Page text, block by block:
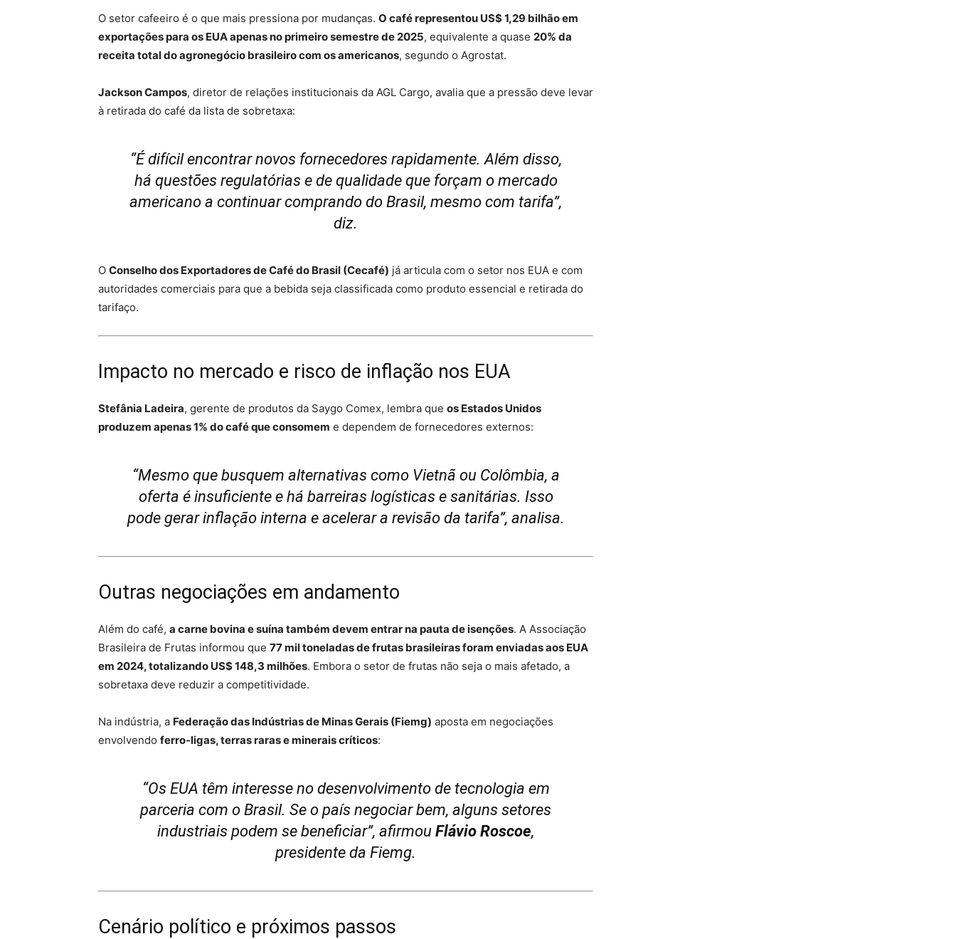
O setor cafeeiro é o que mais pressiona por mudanças. O café representou US$ 1,29 bilhão em
exportações para os EUA apenas no primeiro semestre de 2025, equivalente a quase 20% da
receita total do agronegócio brasileiro com os americanos, segundo o Agrostat.
Jackson Campos, diretor de relações institucionais da AGL Cargo, avalia que a pressão deve levar
à retirada do café da lista de sobretaxa:
“É difícil encontrar novos fornecedores rapidamente. Além disso,
há questões regulatórias e de qualidade que forçam o mercado
americano a continuar comprando do Brasil, mesmo com tarifa”,
diz.
O Conselho dos Exportadores de Café do Brasil (Cecafé) já articula com o setor nos EUA e com
autoridades comerciais para que a bebida seja classificada como produto essencial e retirada do
tarifaço.
Impacto no mercado e risco de inflação nos EUA
Stefânia Ladeira, gerente de produtos da Saygo Comex, lembra que os Estados Unidos
produzem apenas 1% do café que consomem e dependem de fornecedores externos:
“Mesmo que busquem alternativas como Vietnã ou Colômbia, a
oferta é insuficiente e há barreiras logísticas e sanitárias. Isso
pode gerar inflação interna e acelerar a revisão da tarifa”, analisa.
Outras negociações em andamento
Além do café, a carne bovina e suína também devem entrar na pauta de isenções. A Associação
Brasileira de Frutas informou que 77 mil toneladas de frutas brasileiras foram enviadas aos EUA
em 2024, totalizando US$ 148,3 milhões. Embora o setor de frutas não seja o mais afetado, a
sobretaxa deve reduzir a competitividade.
Na indústria, a Federação das Indústrias de Minas Gerais (Fiemg) aposta em negociações
envolvendo ferro-ligas, terras raras e minerais críticos:
“Os EUA têm interesse no desenvolvimento de tecnologia em
parceria com o Brasil. Se o país negociar bem, alguns setores
industriais podem se beneficiar”, afirmou Flávio Roscoe,
presidente da Fiemg.
Cenário político e próximos passos